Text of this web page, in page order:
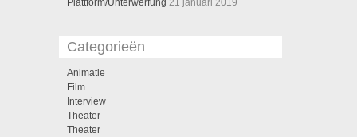
Categorieën
Animatie
Film
Interview
Theater
Theater